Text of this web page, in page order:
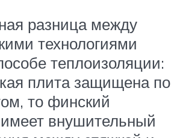
разница между
технологиями
теплоизоляции:
плита защищена по
то финский
внушительный